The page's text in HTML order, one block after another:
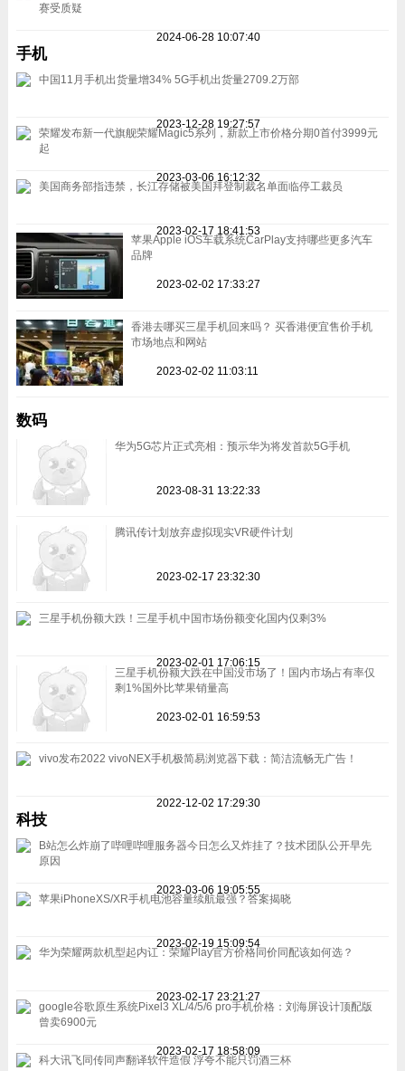
赛受质疑
2024-06-28 10:07:40
手机
中国11月手机出货量增34% 5G手机出货量2709.2万部
2023-12-28 19:27:57
荣耀发布新一代旗舰荣耀Magic5系列，新款上市价格分期0首付3999元
起
2023-03-06 16:12:32
美国商务部指违禁，长江存储被美国拜登制裁名单面临停工裁员
2023-02-17 18:41:53
苹果Apple iOS车载系统CarPlay支持哪些更多汽车
品牌
2023-02-02 17:33:27
香港去哪买三星手机回来吗？ 买香港便宜售价手机
市场地点和网站
2023-02-02 11:03:11
数码
华为5G芯片正式亮相：预示华为将发首款5G手机
2023-08-31 13:22:33
腾讯传计划放弃虚拟现实VR硬件计划
2023-02-17 23:32:30
三星手机份额大跌！三星手机中国市场份额变化国内仅剩3%
2023-02-01 17:06:15
三星手机份额大跌在中国没市场了！国内市场占有率仅
剩1%国外比苹果销量高
2023-02-01 16:59:53
vivo发布2022 vivoNEX手机极简易浏览器下载：简洁流畅无广告！
2022-12-02 17:29:30
科技
B站怎么炸崩了哔哩哔哩服务器今日怎么又炸挂了？技术团队公开早先
原因
2023-03-06 19:05:55
苹果iPhoneXS/XR手机电池容量续航最强？答案揭晓
2023-02-19 15:09:54
华为荣耀两款机型起内讧：荣耀Play官方价格同价同配该如何选？
2023-02-17 23:21:27
google谷歌原生系统Pixel3 XL/4/5/6 pro手机价格：刘海屏设计顶配版
曾卖6900元
2023-02-17 18:58:09
科大讯飞同传同声翻译软件造假 浮夸不能只罚酒三杯